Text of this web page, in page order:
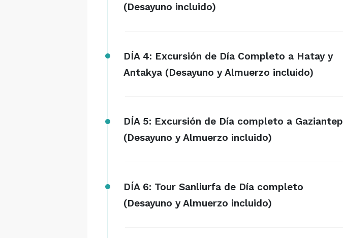
(Desayuno incluido)
DÍA 4: Excursión de Día Completo a Hatay y
Antakya (Desayuno y Almuerzo incluido)
DÍA 5: Excursión de Día completo a Gaziantep
(Desayuno y Almuerzo incluido)
DÍA 6: Tour Sanliurfa de Día completo
(Desayuno y Almuerzo incluido)